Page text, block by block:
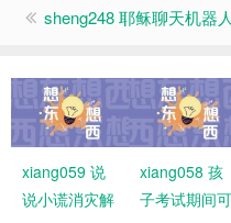
sheng248 耶稣聊天机器人
xiang059 说
说小谎消灾解
xiang058 孩
子考试期间可